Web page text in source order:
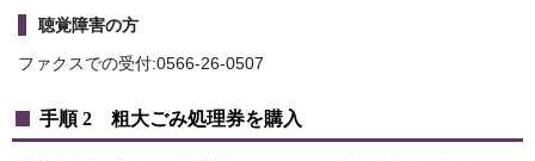
聴覚障害の方
ファクスでの受付:0566-26-0507
手順 2 粗大ごみ処理券を購入